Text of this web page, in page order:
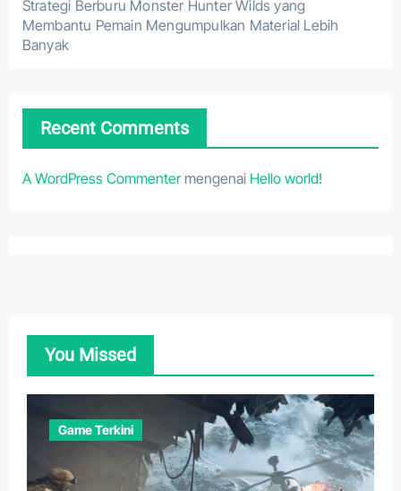
Strategi Berburu Monster Hunter Wilds yang
Membantu Pemain Mengumpulkan Material Lebih
Banyak
Recent Comments
A WordPress Commentermengenai Hello world!
You Missed
Game Terkini